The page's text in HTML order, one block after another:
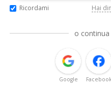
Ricordami Hai
o continua
Google